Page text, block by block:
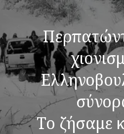
Το ζήσαμε